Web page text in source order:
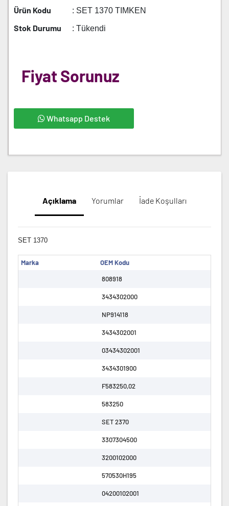
Ürün Kodu
: SET 1370 TIMKEN
Stok Durumu : Tükendi
Fiyat Sorunuz
Whatsapp Destek
Açıklama Yorumlar İade Koşulları
SET 1370
Marka
OEM Kodu
808918
3434302000
NP914118
3434302001
03434302001
3434301900
F583250,02
583250
SET 2370
3307304500
3200102000
570530H195
04200102001